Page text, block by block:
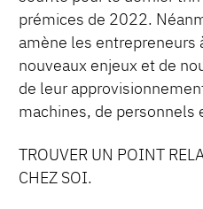
prémices de 2022.
amène les entrepreneurs
nouveaux enjeux et de
de leur
machines, de personnels
TROUVER UN POINT
CHEZ SOI.